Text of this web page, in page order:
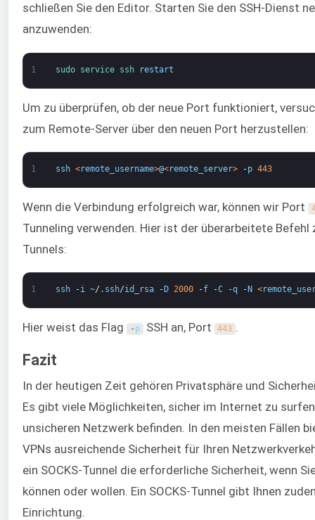
schließen Sie den Editor. Starten Sie den SSH-Dienst
anzuwenden:
1 sudo service ssh restart
Um zu überprüfen, ob der neue Port funktioniert,
zum Remote-Server über den neuen Port herzustellen:
1 ssh <remote_username>@<remote_server> -p 443
Wenn die Verbindung erfolgreich war, können wir Port
Tunneling verwenden. Hier ist der überarbeitete Befehl
Tunnels:
1 ssh -i ~/ . ssh/id_rsa - D 2000 -f -C -q - N <
Hier weist das Flag - p SSH an, Port 443 .
Fazit
In der heutigen Zeit gehören Privatsphäre und
Es gibt viele Möglichkeiten, sicher im Internet zu
unsicheren Netzwerk befinden. In den meisten Fällen
VPNs ausreichende Sicherheit für Ihren
ein SOCKS-Tunnel die erforderliche Sicherheit, wenn
können oder wollen. Ein SOCKS-Tunnel gibt Ihnen
Einrichtung.